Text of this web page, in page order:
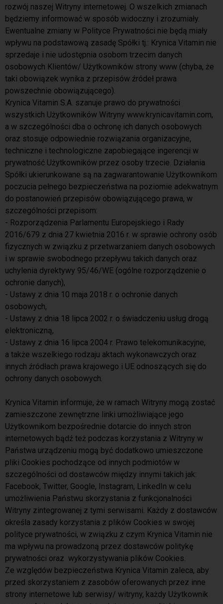
rozwój naszej Witryny internetowej. O wszelkich zmianach
będziemy informować w sposób widoczny i zrozumiały.
Ewentualne zmiany w Polityce Prywatności nie będą miały
wpływu na podstawową zasadę Spółki tj.: Krynica Vitamin nie
sprzedaje i nie udostępnia osobom trzecim danych
osobowych Klientów/ Użytkowników strony www (chyba, że
taki obowiązek wynika z przepisów źródeł prawa
powszechnie obowiązującego).
Krynica Vitamin S.A. szanuje prawo do prywatności
wszystkich Użytkowników Witryny www.krynicavitamin.com,
a w szczególności dba o ochronę ich danych osobowych
oraz stosuje odpowiednie rozwiązania organizacyjne,
techniczne i technologiczne zapobiegające ingerencji w
prywatność Użytkowników przez osoby trzecie. Działania
Spółki ukierunkowane są na zagwarantowanie Użytkownikom
poczucia pełnego bezpieczeństwa na poziomie adekwatnym
do postanowień przepisów obowiązującego prawa, w
szczególności przepisom:
- Rozporządzenia Parlamentu Europejskiego i Rady
2016/679 z dnia 27 kwietnia 2016 r. w sprawie ochrony osób
fizycznych w związku z przetwarzaniem danych osobowych
i w sprawie swobodnego przepływu takich danych oraz
uchylenia dyrektywy 95/46/WE (ogólne rozporządzenie o
ochronie danych),
- Ustawy z dnia 10 maja 2018 r. o ochronie danych
osobowych,
- Ustawy z dnia 18 lipca 2002 r. o świadczeniu usług drogą
elektroniczną,
- Ustawy z dnia 16 lipca 2004 r. Prawo telekomunikacyjne,
a także wszelkiego rodzaju aktach wykonawczych oraz
innych źródłach prawa krajowego i UE odnoszących się do
ochrony danych osobowych.
Krynica Vitamin informuje, że w ramach Witryny mogą zostać
zamieszczone zewnętrzne linki umożliwiające jego
Użytkownikom bezpośrednie dotarcie do innych stron
internetowych bądź też podczas korzystania z Witryny w
Państwa urządzeniu mogą być dodatkowo umieszczone
pliki Cookies pochodzące od innych podmiotów w
szczególności od dostawców między innymi takich jak:
Facebook, Twitter, Google, Instagram, LinkedIn w celu
umożliwienia Państwu skorzystania z funkcjonalności
Witryny zintegrowanej z tymi serwisami. Każdy z dostawców
określa zasady korzystania z plików Cookies w swojej
polityce prywatności, w związku z czym Krynica Vitamin nie
ma wpływu na prowadzoną przez dostawców politykę
prywatności oraz wykorzystywania plików Cookies.
Ze względów bezpieczeństwa Krynica Vitamin zaleca, aby
przed skorzystaniem z zasobów oferowanych przez inne
strony internetowe lub serwisy/ witryny, każdy Użytkownik